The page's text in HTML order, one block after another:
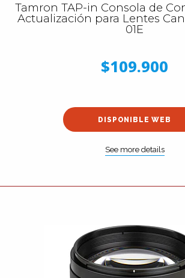
Tamron TAP-in Consola de
Actualización para Lentes
01E
$109.900
DISPONIBLE WEB
See more details